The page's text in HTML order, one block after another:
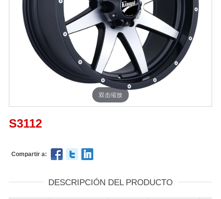
双击缩放
S3112
Compartir a:
DESCRIPCIÓN DEL PRODUCTO